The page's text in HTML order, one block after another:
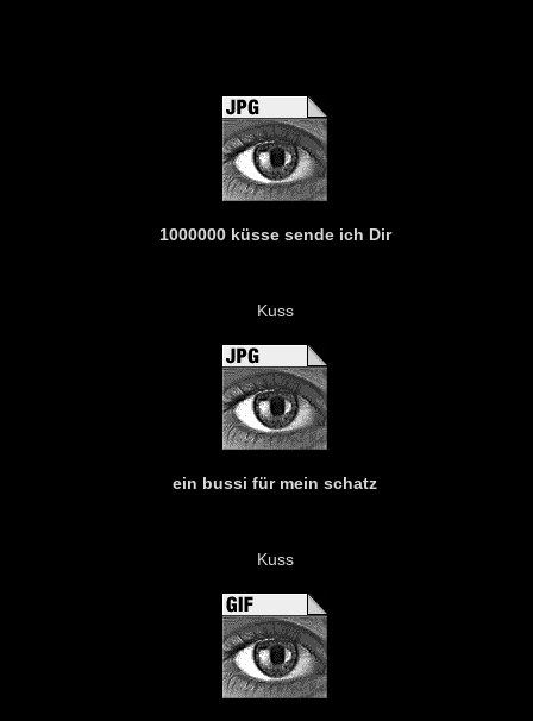
1000000 küsse sende ich Dir
Kuss
ein bussi für mein schatz
Kuss